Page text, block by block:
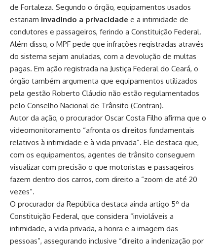
de Fortaleza. Segundo o órgão, equipamentos usados
estariam invadindo a privacidade e a intimidade de
condutores e passageiros, ferindo a Constituição Federal.
Além disso, o MPF pede que infrações registradas através
do sistema sejam anuladas, com a devolução de multas
pagas. Em ação registrada na Justiça Federal do Ceará, o
órgão também argumenta que equipamentos utilizados
pela gestão Roberto Cláudio não estão regulamentados
pelo Conselho Nacional de Trânsito (Contran).
Autor da ação, o procurador Oscar Costa Filho afirma que o
videomonitoramento “afronta os direitos fundamentais
relativos à intimidade e à vida privada”. Ele destaca que,
com os equipamentos, agentes de trânsito conseguem
visualizar com precisão o que motoristas e passageiros
fazem dentro dos carros, com direito a “zoom de até 20
vezes”.
O procurador da República destaca ainda artigo 5º da
Constituição Federal, que considera “invioláveis a
intimidade, a vida privada, a honra e a imagem das
pessoas”, assegurando inclusive “direito a indenização por